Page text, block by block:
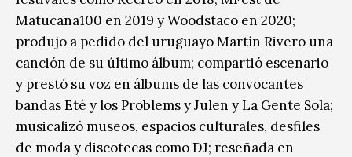
Matucana100 en 2019 y Woodstaco en 2020;
produjo a pedido del uruguayo Martín Rivero una
canción de su último álbum; compartió escenario
y prestó su voz en álbums de las convocantes
bandas Eté y los Problems y Julen y La Gente Sola;
musicalizó museos, espacios culturales, desfiles
de moda y discotecas como DJ; reseñada en